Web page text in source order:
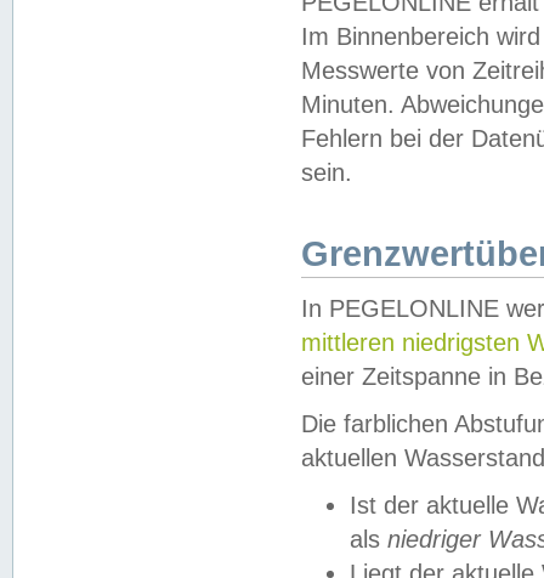
Im Binnenbereich
Messwerte von
Minuten.
Fehlern bei der
sein.
In PEGELONLINE
mittleren niedrigsten
einer Zeitspanne in
Die farblichen
aktuellen
Ist der aktuelle
als niedriger
Liegt der